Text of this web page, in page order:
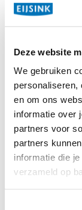
Deze website
We gebruiken
personaliseren,
en om ons
informatie over
partners voor
partners
informatie die
verzameld op
regio
Wil je zeker
toekomst?
staan voor je
lokale